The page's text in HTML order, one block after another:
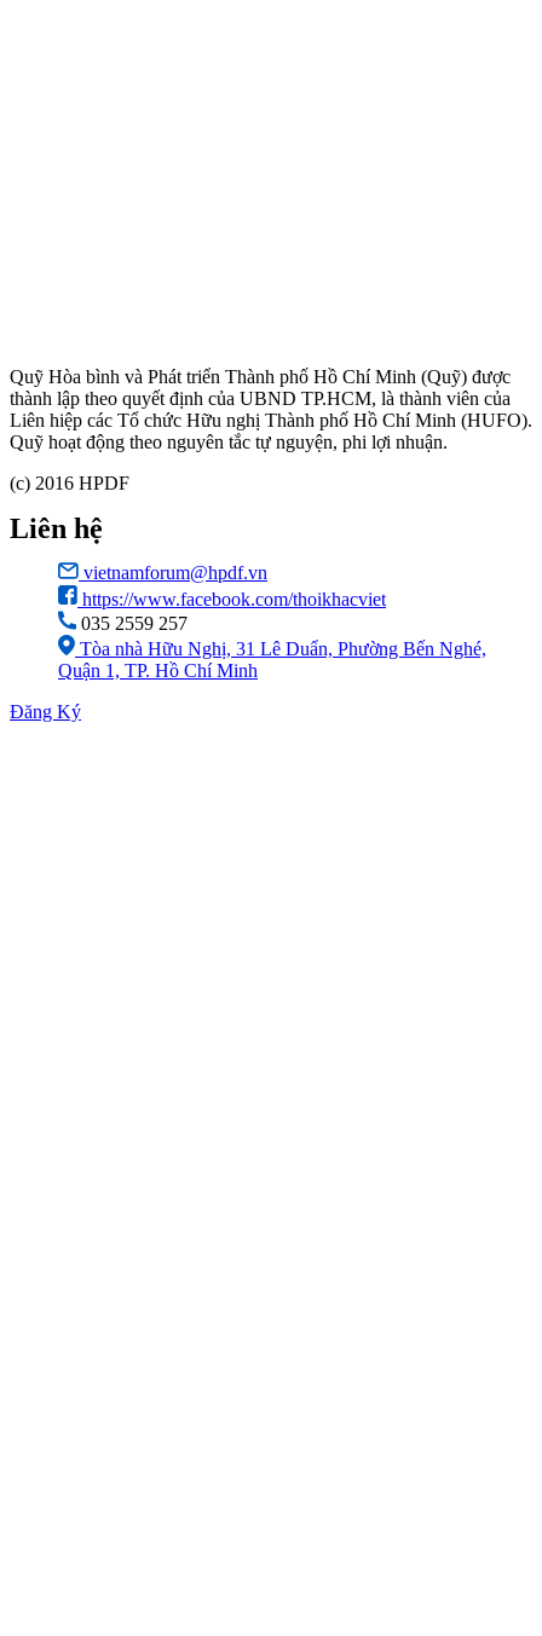
Quỹ Hòa bình và Phát triển Thành phố Hồ Chí Minh (Quỹ) được
thành lập theo quyết định của UBND TP.HCM, là thành viên của
Liên hiệp các Tổ chức Hữu nghị Thành phố Hồ Chí Minh (HUFO).
Quỹ hoạt động theo nguyên tắc tự nguyện, phi lợi nhuận.
(c) 2016 HPDF
Liên hệ
vietnamforum@hpdf.vn
https://www.facebook.com/thoikhacviet
035 2559 257
Tòa nhà Hữu Nghị, 31 Lê Duẩn, Phường Bến Nghé,
Quận 1, TP. Hồ Chí Minh
Đăng Ký